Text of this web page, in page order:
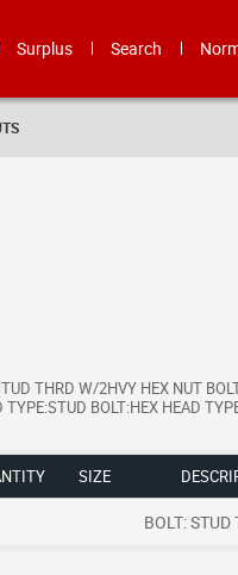
Surplus Search
THRD W/2HVY HEX NUT
TYPE:STUD BOLT:HEX HEAD
SIZE
BOLT: